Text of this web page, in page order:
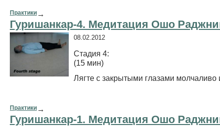
Практики →
Гуришанкар-4. Медитация Ошо
08.02.2012
Стадия 4:
(15 мин)
Лягте с закрытыми глазами
Практики →
Гуришанкар-1. Медитация Ошо